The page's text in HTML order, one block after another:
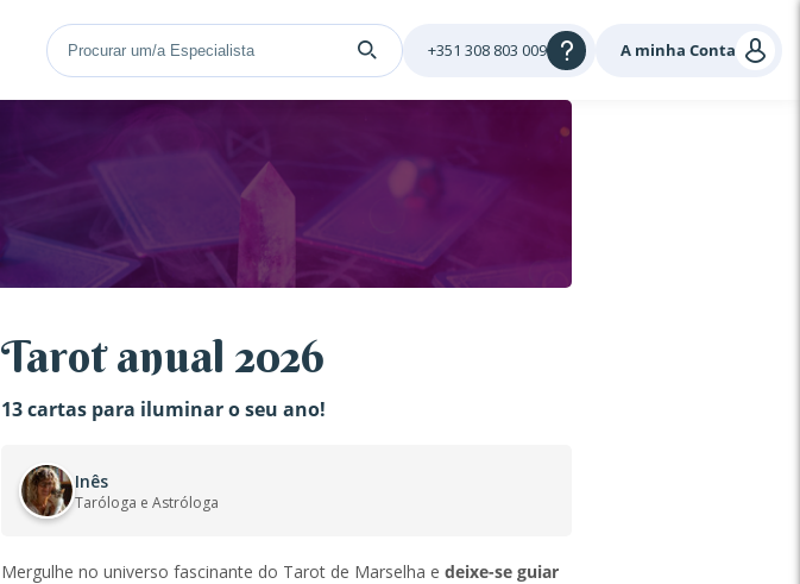
A minha Conta
+351 308 803 009
Tarot anual 2026
13 cartas para iluminar o seu ano!
Inês
Taróloga e Astróloga
Mergulhe no universo fascinante do Tarot de Marselha e deixe-se guiar